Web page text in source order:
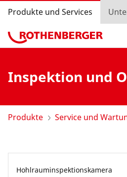
Produkte und Services
Service und Mehrwert
Wissen
Händlersuche
Inspektion und
Produkte Service und
Hohlrauminspektionskamera